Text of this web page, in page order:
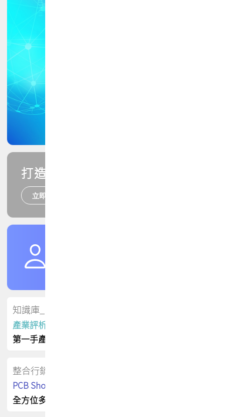
打造您的PCB專業技能
立即報名
知識庫_會員專屬
產業評析報告
第一手產業資訊
整合行銷
PCB Shop 採購指南
全方位多元曝光方案